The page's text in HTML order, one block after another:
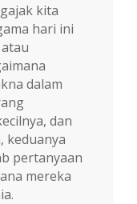
kita
hari ini
dalam
dan
keduanya
pertanyaan
mereka